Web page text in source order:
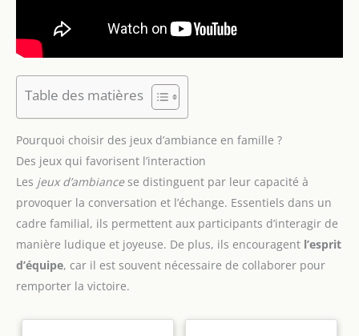
Table des matières
Pourquoi choisir des jeux d’ambiance en famille ?
Des jeux qui favorisent l’interaction
Les jeux d’ambiancese distinguent par leur capacité à
provoquer la conversation et l’échange. Essentiels dans un
cadre familial, ils permettent aux participants d’interagir de
manière ludique et joyeuse. De plus, ils encouragent l’esprit
d’équipe, car il est souvent nécessaire de collaborer pour
remporter la victoire.